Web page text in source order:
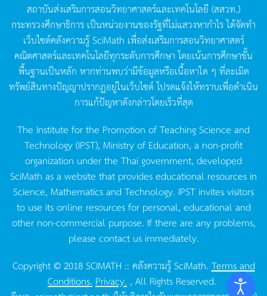
สถาบันส่งเสริมการสอนวิทยาศาสตร์และเทคโนโลยี (สสวท.)
กระทรวงศึกษาธิการ เป็นหน่วยงานของรัฐที่ไม่แสวงหากำไรได้จัดทำ
เว็บไซต์คลังความรู้SciMath เพื่อส่งเสริมการสอนวิทยาศาสตร์
คณิตศาสตร์และเทคโนโลยีทุกระดับการศึกษา โดยเน้นการศึกษาขั้น
พื้นฐานเป็นหลัก หากท่านพบว่ามีข้อมูลหรือเนื้อหาใด ๆ ที่ละเมิด
ทรัพย์สินทางปัญญาปรากฏอยู่ในเว็บไซต์โปรดแจ้งให้ทราบเพื่อดำเนิน
การแก้ปัญหาดังกล่าวโดยเร็วที่สุด
The Institute for the Promotion of Teaching Science and
Technology (IPST), Ministry of Education, a non-profit
organization under the Thai government, developed
SciMath as a website that provides educational resources in
Science, Mathematics and Technology. IPST invites visitors
to use its online resources for personal, educational and
other non-commercial purpose. If there are any problems,
please contact us immediately.
Copyright © 2018 SCIMATH :: คลังความรู้ SciMath.Terms and
Conditions. Privacy. , All Rights Reserved.